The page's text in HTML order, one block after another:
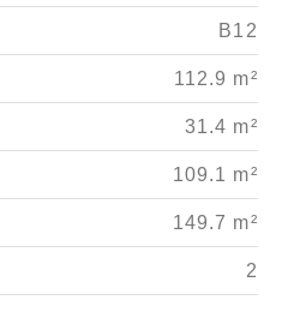
B12
112.9 m²
31.4 m²
109.1 m²
149.7 m²
2